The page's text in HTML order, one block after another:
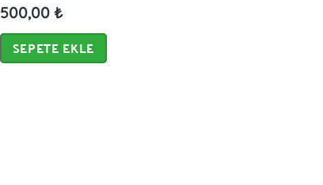
500,00 ₺
SEPETE EKLE